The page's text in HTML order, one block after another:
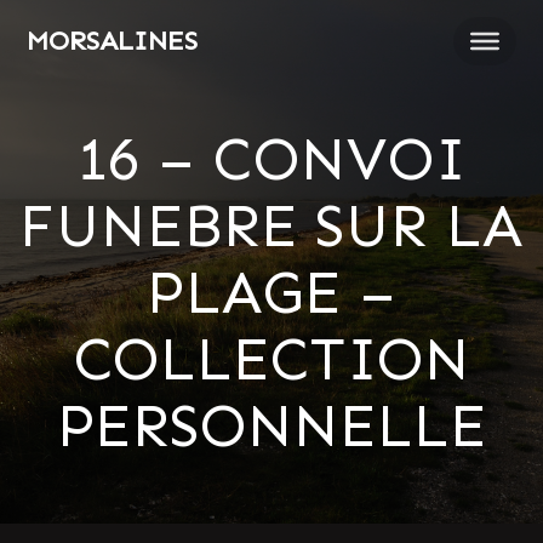
MORSALINES
16 – CONVOI
FUNEBRE SUR LA
PLAGE –
COLLECTION
PERSONNELLE